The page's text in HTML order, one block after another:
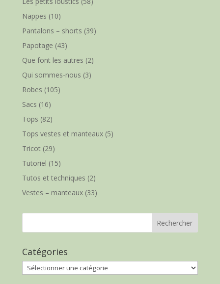
Nappes (10)
Pantalons – shorts (39)
Papotage (43)
Que font les autres (2)
Qui sommes-nous (3)
Robes (105)
Sacs (16)
Tops (82)
Tops vestes et manteaux(5)
Tricot(29)
Tutoriel (15)
Tutos et techniques (2)
Vestes – manteaux(33)
Catégories
Catégories